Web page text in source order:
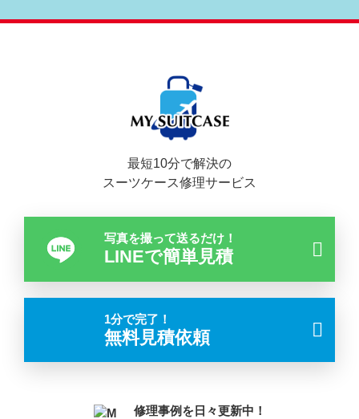
最短10分で解決の
スーツケース修理サービス
写真を撮って送るだけ！
LINEで簡単見積
1分で完了！
無料見積依頼
修理事例を日々更新中！